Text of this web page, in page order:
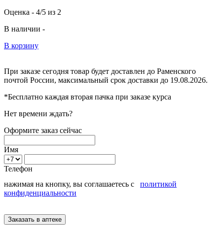
Оценка - 4/5 из 2
В наличии -
В корзину
При заказе сегодня товар будет доставлен до Раменского
почтой России, максимальный срок доставки до 19.08.2026.
*Бесплатно каждая вторая пачка при заказе курса
Нет времени ждать?
Оформите заказ сейчас
Имя
Телефон
нажимая на кнопку, вы соглашаетесь с политикой
конфиденциальности